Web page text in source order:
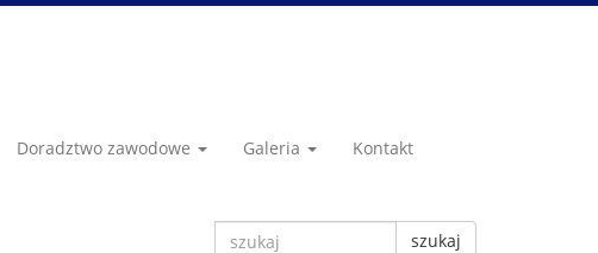
Doradztwo zawodowe Galeria Kontakt
szukaj